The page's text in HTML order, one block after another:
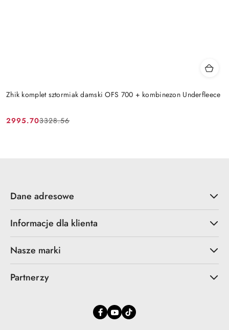
Zhik komplet sztormiak damski OFS 700 + kombinezon Underfleece
Cena
2995.70
Cena
3328.56
Dane adresowe
Informacje dla klienta
Nasze marki
Partnerzy